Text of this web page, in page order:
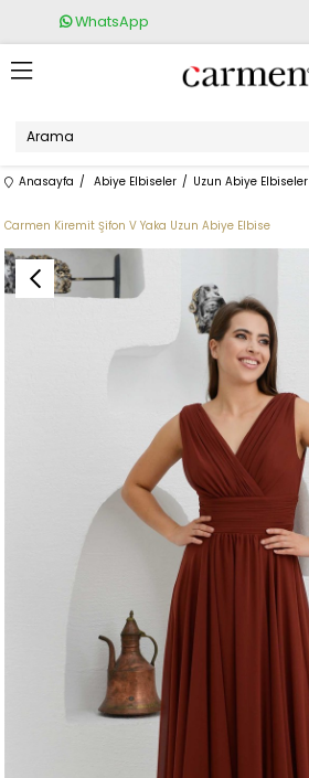
WhatsApp
Anasayfa Abiye Elbiseler Uzun Abiye Elbiseler
Carmen Kiremit Şifon V Yaka Uzun Abiye Elbise